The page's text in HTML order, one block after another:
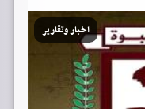
اخبار وتقارير